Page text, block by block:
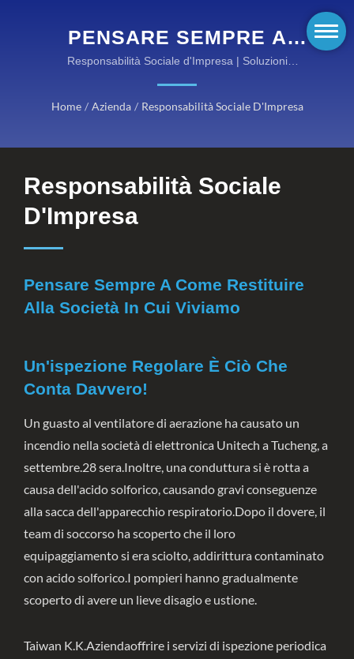
PENSARE SEMPRE A
COME RESTITUIRE ALLA
SOCIETÀ IN CUI VIVIAMO
ANTINCENDIO AD ALTE
PRESTAZIONI DI
KANOX®: SCOPRI LE
NOSTRE CATEGORIE
Responsabilità Sociale d'Impresa | Soluzioni
Home / Azienda / Responsabilità Sociale D'Impresa
Responsabilità Sociale
D'Impresa
Pensare Sempre A Come Restituire
Alla Società In Cui Viviamo
Un'ispezione Regolare È Ciò Che
Conta Davvero!
Un guasto al ventilatore di aerazione ha causato un
incendio nella società di elettronica Unitech a Tucheng, a
settembre.28 sera.Inoltre, una conduttura si è rotta a
causa dell'acido solforico, causando gravi conseguenze
alla sacca dell'apparecchio respiratorio.Dopo il dovere, il
team di soccorso ha scoperto che il loro
equipaggiamento si era sciolto, addirittura contaminato
con acido solforico.I pompieri hanno gradualmente
scoperto di avere un lieve disagio e ustione.
Taiwan K.K.Aziendaoffrire i servizi di ispezione periodica